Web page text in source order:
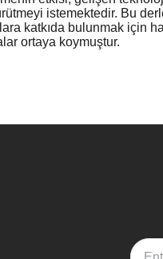
istemektedir. Bu
katkıda bulunmak için
ortaya koymuştur.